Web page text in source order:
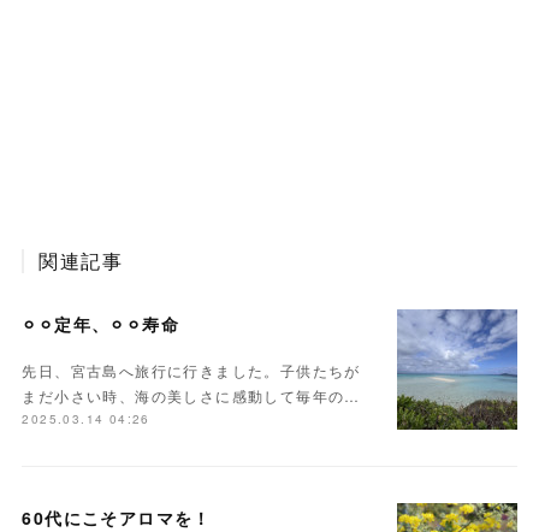
関連記事
⚪︎⚪︎定年、⚪︎⚪︎寿命
先日、宮古島へ旅行に行きました。子供たちが
まだ小さい時、海の美しさに感動して毎年の…
2025.03.14 04:26
60代にこそアロマを！